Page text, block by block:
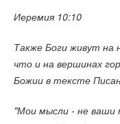
Иеремия 10:10
Также Боги живут на
что и на вершинах
Божии в тексте
"Мои мысли - не